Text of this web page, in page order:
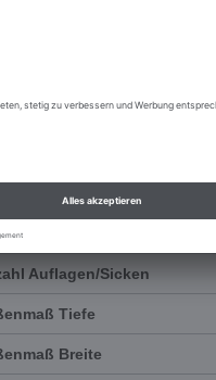
Sicken
Auflagen/Sicken
Tiefe
Breite